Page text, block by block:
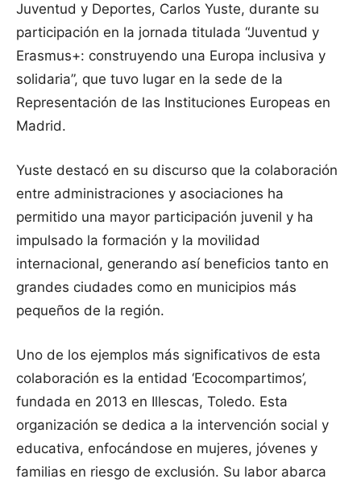
Juventud y Deportes, Carlos Yuste, durante su
participación en la jornada titulada “Juventud y
Erasmus+: construyendo una Europa inclusiva y
solidaria”, que tuvo lugar en la sede de la
Representación de las Instituciones Europeas en
Madrid.
Yuste destacó en su discurso que la colaboración
entre administraciones y asociaciones ha
permitido una mayor participación juvenil y ha
impulsado la formación y la movilidad
internacional, generando así beneficios tanto en
grandes ciudades como en municipios más
pequeños de la región.
Uno de los ejemplos más significativos de esta
colaboración es la entidad ‘Ecocompartimos’,
fundada en 2013 en Illescas, Toledo. Esta
organización se dedica a la intervención social y
educativa, enfocándose en mujeres, jóvenes y
familias en riesgo de exclusión. Su labor abarca